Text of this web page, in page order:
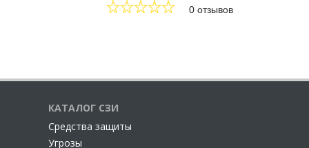
0 отзывов
КАТАЛОГ СЗИ
Cредства защиты
Угрозы